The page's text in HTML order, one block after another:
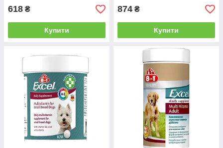
618 ₴
Купити
874 ₴
Купити